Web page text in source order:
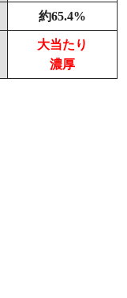
約65.4%
大当たり
濃厚